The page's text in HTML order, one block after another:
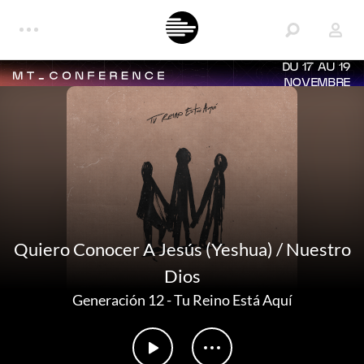
DU 17 AU 19
NOVEMBRE
Quiero Conocer A Jesús (Yeshua) / Nuestro
Dios
Generación 12-Tu Reino Está Aquí